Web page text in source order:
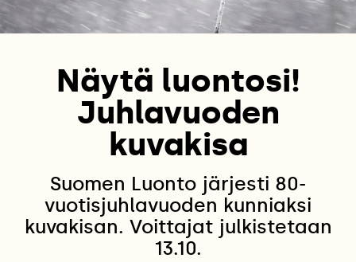
Näytä luontosi!
Juhlavuoden
kuvakisa
Suomen Luonto järjesti 80-
vuotisjuhlavuoden kunniaksi
kuvakisan. Voittajat julkistetaan
13.10.